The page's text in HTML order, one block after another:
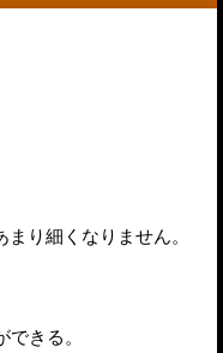
り細くなりません。
きる。